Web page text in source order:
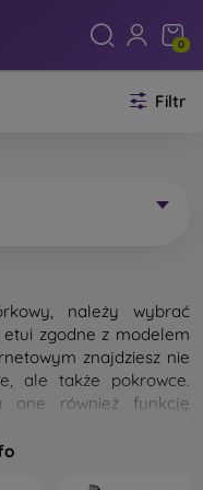
0
Filtr
należy wybrać
zgodne z modelem
znajdziesz nie
ale także pokrowce.
one również funkcję
również nazwać